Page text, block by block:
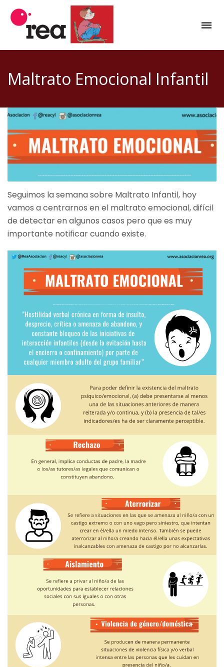
Maltrato Emocional Infantil
Seguimos la semana sobre Maltrato Infantil, hoy
vamos a centrarnos en el maltrato emocional, difícil
de detectar en algunos casos pero que es muy
importante notificar cuando existe.